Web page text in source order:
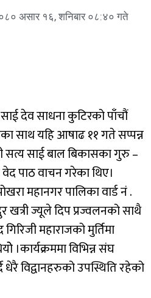
असार १६, शनिबार ०८:४० गते
देव साधना कुटिरको पाँचौं
साथ यहि आषाढ ११ गते सप्पन्न
सत्य साई बाल बिकासका गुरु –
पाठ वाचन गरेका थिए।
महानगर पालिका वार्ड नं .
खत्री ज्यूले दिप प्रज्वलनको साथै
महाराजको मुर्तिमा
।कार्यक्रममा विभिन्न संघ
धेरै विद्वानहरुको उपस्थिति रहेको